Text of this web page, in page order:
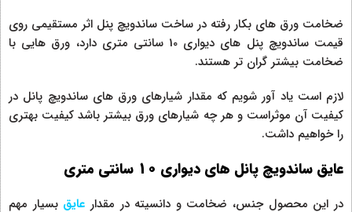
ضخامت ورق های بکار رفته در ساخت ساندویچ پنل اثر مستقیمی روی
قیمت ساندویچ پنل های دیواری 10 سانتی متری دارد، ورق هایی با
ضخامت بیشتر گران تر هستند.
لازم است یاد آور شویم که مقدار شیارهای ورق های ساندویچ پانل در
کیفیت آن موثراست و هر چه شیارهای ورق بیشتر باشد کیفیت بهتری
را خواهیم داشت.
عایق ساندویچ پانل های دیواری 10 سانتی متری
در این محصول جنس، ضخامت و دانسیته در مقدار عایق بسیار مهم